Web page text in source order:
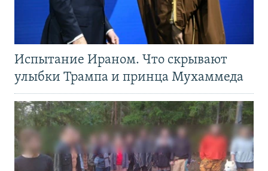
Испытание Ираном. Что скрывают
улыбки Трампа и принца Мухаммеда